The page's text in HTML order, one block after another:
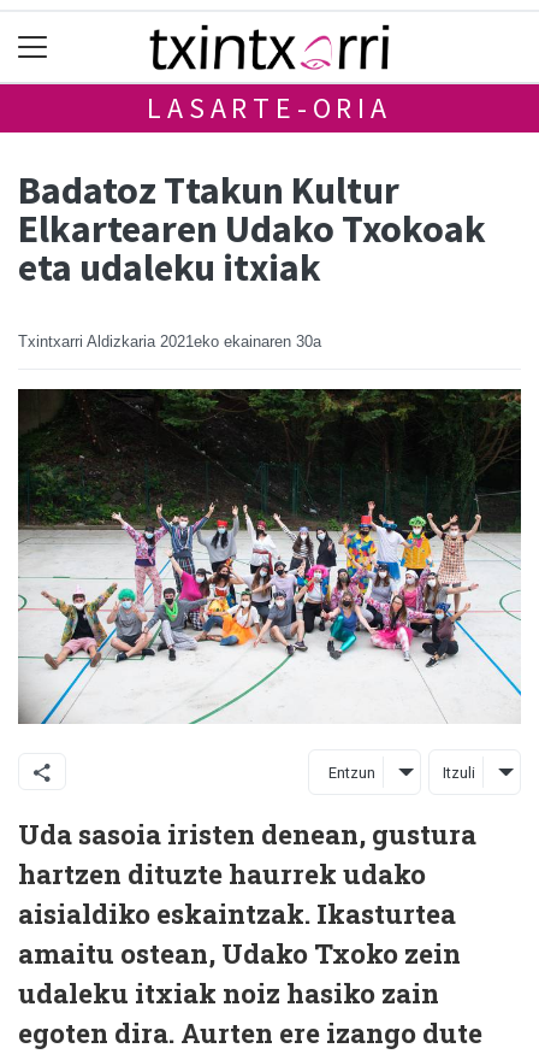
LASARTE-ORIA
Badatoz Ttakun Kultur
Elkartearen Udako Txokoak
eta udaleku itxiak
Txintxarri Aldizkaria 2021eko ekainaren 30a
Entzun Itzuli
Uda sasoia iristen denean, gustura
hartzen dituzte haurrek udako
aisialdiko eskaintzak. Ikasturtea
amaitu ostean, Udako Txoko zein
udaleku itxiak noiz hasiko zain
egoten dira. Aurten ere izango dute